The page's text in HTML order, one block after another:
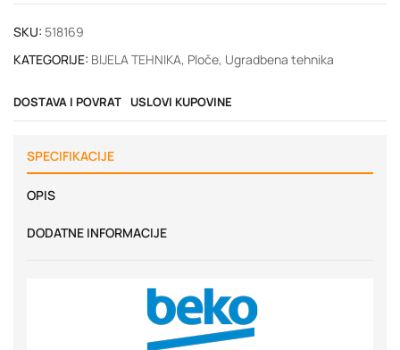
SKU: 518169
KATEGORIJE: BIJELA TEHNIKA, Ploče, Ugradbena tehnika
DOSTAVA I POVRAT USLOVI KUPOVINE
SPECIFIKACIJE
OPIS
DODATNE INFORMACIJE